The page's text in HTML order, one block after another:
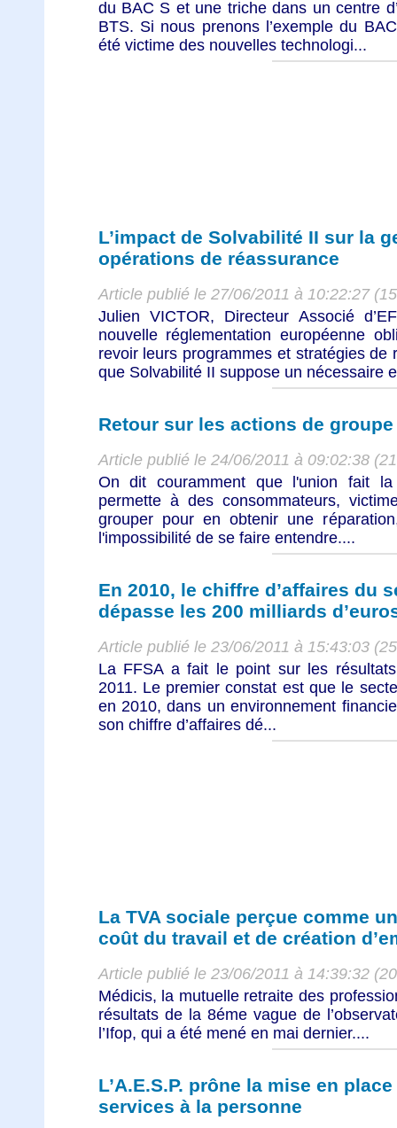
du BAC S et une triche dans un centre
BTS. Si nous prenons l’exemple du
été victime des nouvelles technologi...
L’impact de Solvabilité II sur la
opérations de réassurance
Article publié le 27/06/2011 à 10:22:27
Julien VICTOR, Directeur Associé
nouvelle réglementation européenne
revoir leurs programmes et stratégies de
que Solvabilité II suppose un nécessaire
Retour sur les actions de
Article publié le 24/06/2011 à 09:02:38
On dit couramment que l'union fait
permette à des consommateurs,
grouper pour en obtenir une
l'impossibilité de se faire entendre....
En 2010, le chiffre d’affaires du
dépasse les 200 milliards
Article publié le 23/06/2011 à 15:43:03
La FFSA a fait le point sur les
2011. Le premier constat est que le
en 2010, dans un environnement
son chiffre d’affaires dé...
La TVA sociale perçue comme
coût du travail et de création
Article publié le 23/06/2011 à 14:39:32
Médicis, la mutuelle retraite des
résultats de la 8éme vague de
l’Ifop, qui a été mené en mai dernier....
L’A.E.S.P. prône la mise en
services à la personne